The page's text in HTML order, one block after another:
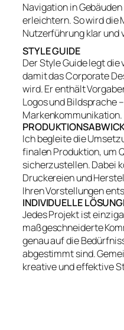
Navigation in
erleichtern. So wird die
Nutzerführung klar und
STYLE GUIDE
Der Style Guide legt
damit das Corporate
wird. Er enthält
Logos und Bildsprache
Markenkommunikation.
Ich begleite die
finalen Produktion, um
sicherzustellen. Dabei
Druckereien und
Ihren Vorstellungen
INDIVIDUELLE
Jedes Projekt ist
maßgeschneiderte
genau auf die
abgestimmt sind.
kreative und effektive